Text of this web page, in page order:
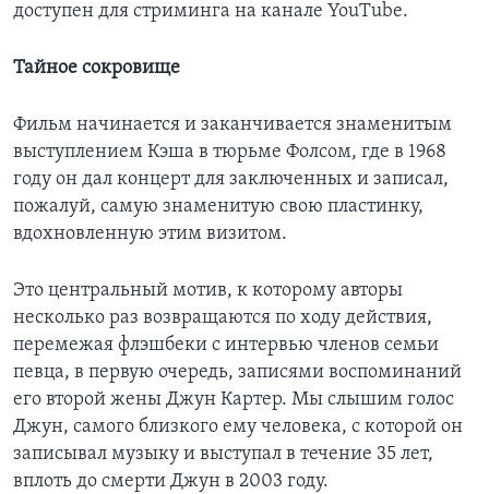
доступен для стриминга на канале YouTube.
Тайное сокровище
Фильм начинается и заканчивается знаменитым
выступлением Кэша в тюрьме Фолсом, где в 1968
году он дал концерт для заключенных и записал,
пожалуй, самую знаменитую свою пластинку,
вдохновленную этим визитом.
Это центральный мотив, к которому авторы
несколько раз возвращаются по ходу действия,
перемежая флэшбеки с интервью членов семьи
певца, в первую очередь, записями воспоминаний
его второй жены Джун Картер. Мы слышим голос
Джун, самого близкого ему человека, с которой он
записывал музыку и выступал в течение 35 лет,
вплоть до смерти Джун в 2003 году.